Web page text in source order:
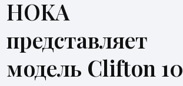
HOKA
представляет
модель Clifton 10